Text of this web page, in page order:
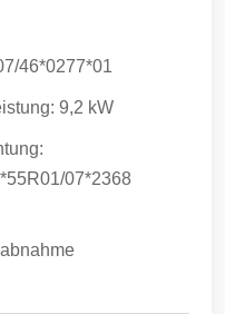
46*0277*01
9,2 kW
07*2368